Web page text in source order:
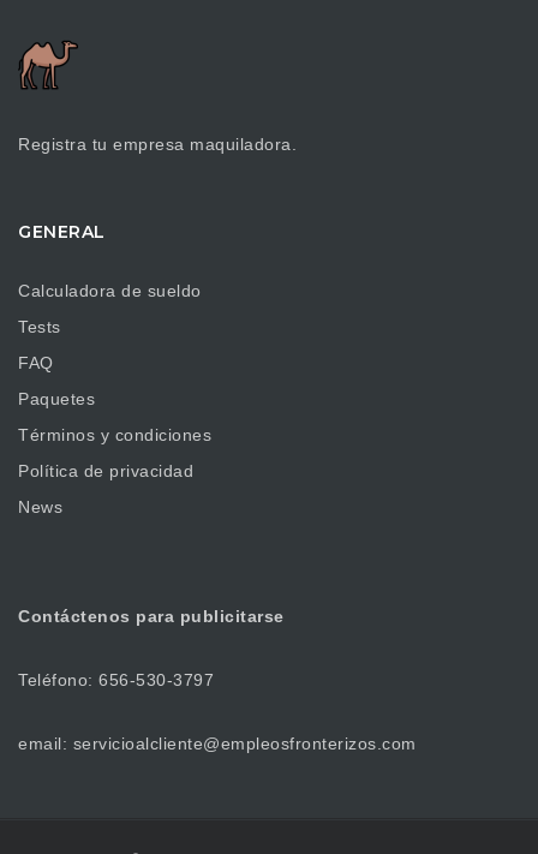
Registra tu empresa maquiladora.
GENERAL
Calculadora de sueldo
Tests
FAQ
Paquetes
Términos y condiciones
Política de privacidad
News
Contáctenos para publicitarse
Teléfono: 656-530-3797
email: servicioalcliente@empleosfronterizos.com